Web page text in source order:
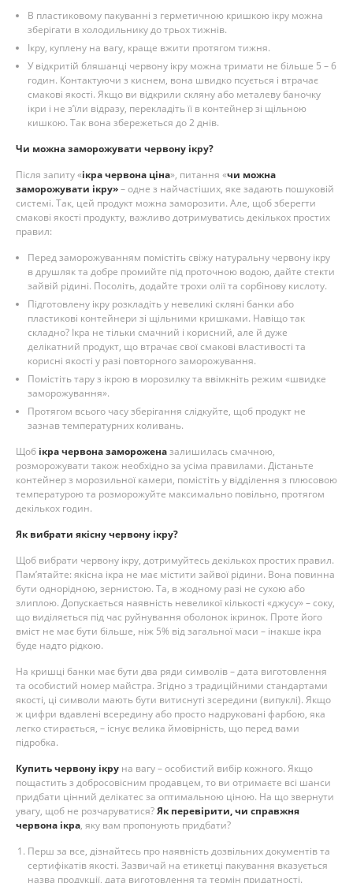
В пластиковому пакуванні з герметичною кришкою ікру можна
зберігати в холодильнику до трьох тижнів.
Ікру, куплену на вагу, краще вжити протягом тижня.
У відкритій бляшанці червону ікру можна тримати не більше 5 – 6
годин. Контактуючи з киснем, вона швидко псується і втрачає
смакові якості. Якщо ви відкрили скляну або металеву баночку
ікри і не з’їли відразу, перекладіть її в контейнер зі щільною
кишкою. Так вона збережеться до 2 днів.
Чи можна заморожувати червону ікру?
Після запиту «ікра червона ціна», питання «чи можна
заморожувати ікру»– одне з найчастіших, яке задають пошуковій
системі. Так, цей продукт можна заморозити. Але, щоб зберегти
смакові якості продукту, важливо дотримуватись декількох простих
правил:
Перед заморожуванням помістіть свіжу натуральну червону ікру
в друшляк та добре промийте під проточною водою, дайте стекти
зайвій рідині. Посоліть, додайте трохи олії та сорбінову кислоту.
Підготовлену ікру розкладіть у невеликі скляні банки або
пластикові контейнери зі щільними кришками. Навіщо так
складно? Ікра не тільки смачний і корисний, але й дуже
делікатний продукт, що втрачає свої смакові властивості та
корисні якості у разі повторного заморожування.
Помістіть тару з ікрою в морозилку та ввімкніть режим «швидке
заморожування».
Протягом всього часу зберігання слідкуйте, щоб продукт не
зазнав температурних коливань.
Щоб ікра червона замороженазалишилась смачною,
розморожувати також необхідно за усіма правилами. Дістаньте
контейнер з морозильної камери, помістіть у відділення з плюсовою
температурою та розморожуйте максимально повільно, протягом
декількох годин.
Як вибрати якісну червону ікру?
Щоб вибрати червону ікру, дотримуйтесь декількох простих правил.
Пам’ятайте: якісна ікра не має містити зайвої рідини. Вона повинна
бути однорідною, зернистою. Та, в жодному разі не сухою або
злиплою. Допускається наявність невеликої кількості «джусу» – соку,
що виділяється під час руйнування оболонок ікринок. Проте його
вміст не має бути більше, ніж 5% від загальної маси – інакше ікра
буде надто рідкою.
На кришці банки має бути два ряди символів – дата виготовлення
та особистий номер майстра. Згідно з традиційними стандартами
якості, ці символи мають бути витиснуті зсередини (випуклі). Якщо
ж цифри вдавлені всередину або просто надруковані фарбою, яка
легко стирається, – існує велика ймовірність, що перед вами
підробка.
Купить червону ікру на вагу – особистий вибір кожного. Якщо
пощастить з добросовісним продавцем, то ви отримаєте всі шанси
придбати цінний делікатес за оптимальною ціною. На що звернути
увагу, щоб не розчаруватися?Як перевірити, чи справжня
червона ікра, яку вам пропонують придбати?
Перш за все, дізнайтесь про наявність дозвільних документів та
сертифікатів якості. Зазвичай на етикетці пакування вказується
назва продукції, дата виготовлення та термін придатності.